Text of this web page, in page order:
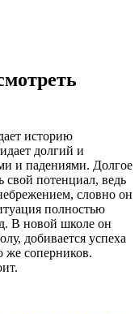
историю
долгий и
и падениями. Долгое
свой потенциал, ведь
словно он
полностью
В новой школе он
добивается успеха
же соперников.